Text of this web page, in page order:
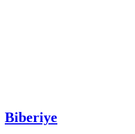
Biberiye